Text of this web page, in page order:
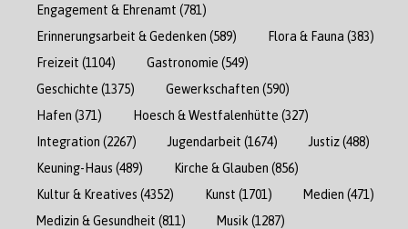
Engagement & Ehrenamt (781)
Erinnerungsarbeit & Gedenken (589) Flora & Fauna (383)
Freizeit (1104) Gastronomie (549)
Geschichte (1375) Gewerkschaften (590)
Hafen (371) Hoesch & Westfalenhütte (327)
Integration (2267) Jugendarbeit (1674) Justiz(488)
Keuning-Haus (489) Kirche & Glauben (856)
Kultur & Kreatives (4352) Kunst (1701) Medien (471)
Medizin & Gesundheit (811) Musik (1287)